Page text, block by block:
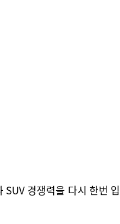
SUV 경쟁력을 다시 한번 입